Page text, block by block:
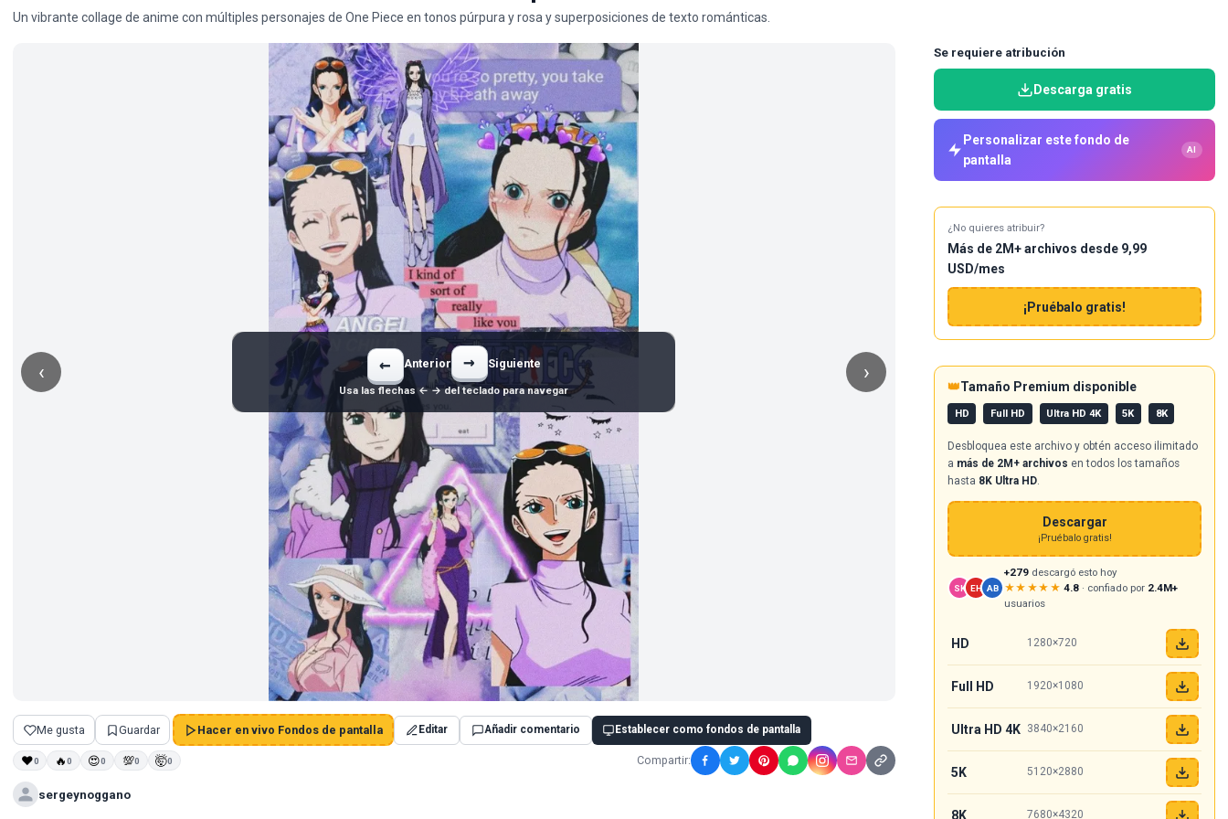
Un vibrante collage de anime con múltiples personajes de One Piece en tonos púrpura y rosa y superposiciones de texto románticas.
‹ ›
← Anterior → Siguiente
Usa las flechas ← → del teclado para navegar
Me gusta Guardar Hacer en vivo Fondos de pantalla Editar Añadir comentario Establecer como fondos de pantalla
❤0 🔥0 😍0 💯0 🤯0 Compartir:
sergeynoggano
Se requiere atribución
Descarga gratis
Personalizar este fondo de
pantalla
AI
¿No quieres atribuir?
Más de 2M+ archivos desde 9,99
USD/mes
¡Pruébalo gratis!
👑Tamaño Premium disponible
HD Full HD Ultra HD 4K 5K 8K
Desbloquea este archivo y obtén acceso ilimitado
a más de 2M+ archivos en todos los tamaños
hasta 8K Ultra HD.
Descargar
¡Pruébalo gratis!
SK EH AB
+279 descargó esto hoy
★★★★★ 4.8 · confiado por 2.4M+
usuarios
HD 1280×720
Full HD 1920×1080
Ultra HD 4K 3840×2160
5K 5120×2880
8K 7680×4320